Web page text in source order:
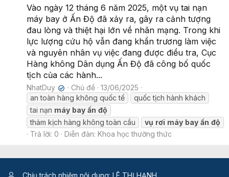
Vào ngày 12 tháng 6 năm 2025, một vụ tai nạn
máy bay ở Ấn Độ đã xảy ra, gây ra cảnh tượng
đau lòng và thiệt hại lớn về nhân mạng. Trong khi
lực lượng cứu hộ vẫn đang khẩn trương làm việc
và nguyên nhân vụ việc đang được điều tra, Cục
Hàng không Dân dụng Ấn Độ đã công bố quốc
tịch của các hành...
NhatDuy ✔ Chủ đề
13/06/2025
an toàn hàng không quốc tế
quốc tịch hành khách
tai nạn máy bay ấn độ
thảm kịch hàng không toàn cầu
vụ rơi máy bay ấn độ
Trả lời: 0
Diễn đàn: Khoa học thường thức